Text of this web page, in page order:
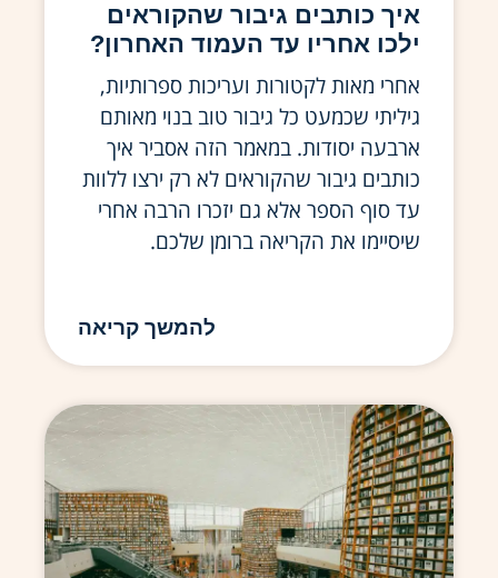
איך כותבים גיבור שהקוראים
ילכו אחריו עד העמוד האחרון?
אחרי מאות לקטורות ועריכות ספרותיות,
גיליתי שכמעט כל גיבור טוב בנוי מאותם
ארבעה יסודות. במאמר הזה אסביר איך
כותבים גיבור שהקוראים לא רק ירצו ללוות
עד סוף הספר אלא גם יזכרו הרבה אחרי
שיסיימו את הקריאה ברומן שלכם.
להמשך קריאה